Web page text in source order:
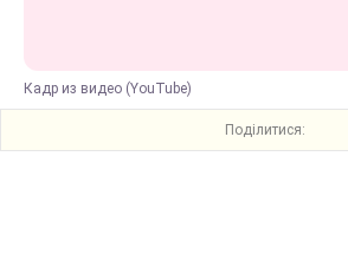
Кадр из видео (YouTube)
Поділитися: